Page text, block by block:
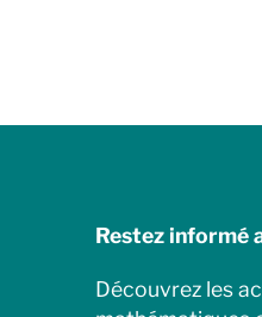
Restez informé
Découvrez les